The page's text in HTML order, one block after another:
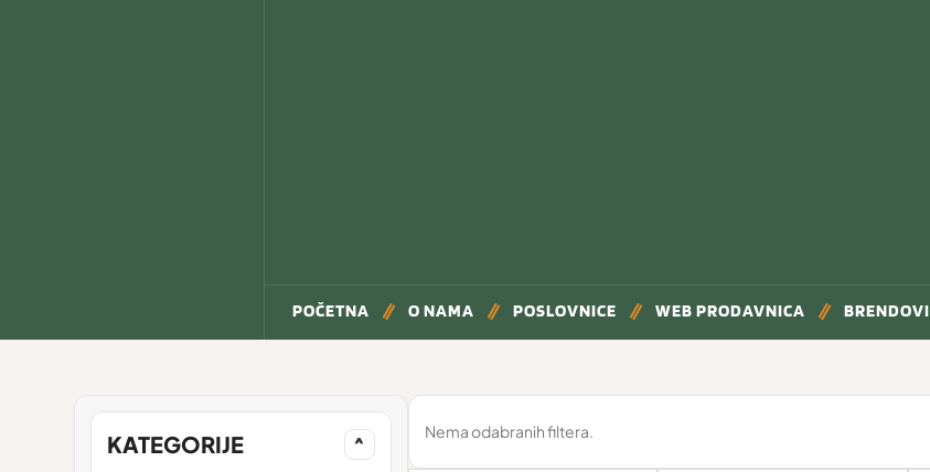
POČETNA O NAMA POSLOVNICE WEB PRODAVNICA BRENDOVI
KATEGORIJE ^
Nema odabranih filtera.